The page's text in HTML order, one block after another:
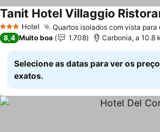
3 EstrelasHotel Quartos isolados com vista para
Tanit Hotel Villaggio
8,4 Muito boa 1.708 Carbonia, a 10.8
Selecione as datas para ver os
exatos.